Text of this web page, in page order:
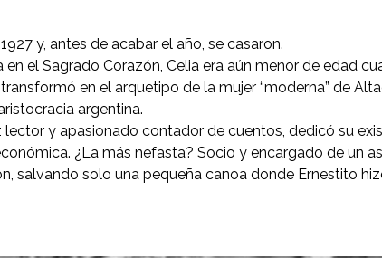
y, antes de acabar el año, se casaron.
el Sagrado Corazón, Celia era aún menor de edad
en el arquetipo de la mujer “moderna” de
argentina.
y apasionado contador de cuentos, dedicó su
¿La más nefasta? Socio y encargado de un
salvando solo una pequeña canoa donde Ernestito